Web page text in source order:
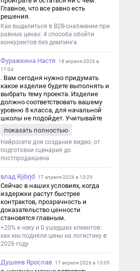
Главное, что все равно есть
решения.
Как выделиться в B2B-снабжении при
равных ценах: 4 способа обойти
конкурентов без демпинга
Фуражкина Настя
18 апреля 2026 в
17:04
. Вам сегодня нужно придумать
какое изделие будете выполнять и
выбрать тему проекта. Изделие
должно соответствовать вашему
уровню 8 класса, для начальной
школы не подойдет. Учитывайте
уровня работы. Структура проекта 1.
Титульный лист - Название школы.
- Тип работы: «Проектная работа». -
Тема проекта. - Кто выполнил:
должность учителя. - Город, год. 2.
Введение - Актуальность темы
(почему это важно). - Цель и
задачи проекта. - Объект и предмет
исследования. - Методы работы. 3.
Основная часть - Теоретическая
основные понятия. - Практическая
глава: что сделано (исследование,
опрос, создание изделия и т. д.). -
Заключение - Краткие выводы по
показать полностью
Нейросети для создания видео: от
подготовки сценария до
постпродакшена
влад Rjibrjd 17 апреля 2026 в 13:29
Сейчас в наших условиях, когда
издержки растут быстрее
контрактов, прозрачность и
доказательство ценности
становятся главным.
+20% к чеку и 0 ушедших клиентов:
как мы подняли цены на логистику в
2026 году
Душеев Ярослав 17 апреля 2026 в 13:05